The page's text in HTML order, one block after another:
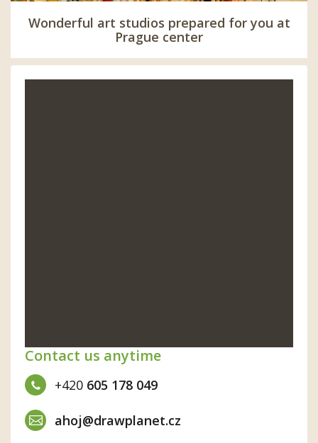
Wonderful art studios prepared for you at
Prague center
Contact us anytime
+420 605 178 049
ahoj@drawplanet.cz